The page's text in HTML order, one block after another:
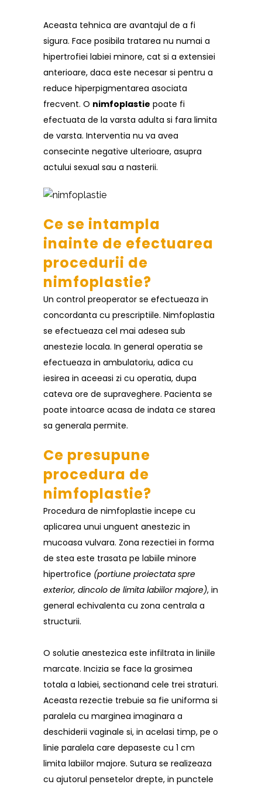
Aceasta tehnica are avantajul de a fi
sigura. Face posibila tratarea nu numai a
hipertrofiei labiei minore, cat si a extensiei
anterioare, daca este necesar si pentru a
reduce hiperpigmentarea asociata
frecvent. O nimfoplastie poate fi
efectuata de la varsta adulta si fara limita
de varsta. Interventia nu va avea
consecinte negative ulterioare, asupra
actului sexual sau a nasterii.
Ce se intampla
inainte de efectuarea
procedurii de
nimfoplastie?
Un control preoperator se efectueaza in
concordanta cu prescriptiile. Nimfoplastia
se efectueaza cel mai adesea sub
anestezie locala. In general operatia se
efectueaza in ambulatoriu, adica cu
iesirea in aceeasi zi cu operatia, dupa
cateva ore de supraveghere. Pacienta se
poate intoarce acasa de indata ce starea
sa generala permite.
Ce presupune
procedura de
nimfoplastie?
Procedura de nimfoplastie incepe cu
aplicarea unui unguent anestezic in
mucoasa vulvara. Zona rezectiei in forma
de stea este trasata pe labiile minore
hipertrofice (portiune proiectata spre
exterior, dincolo de limita labiilor majore), in
general echivalenta cu zona centrala a
structurii.
O solutie anestezica este infiltrata in liniile
marcate. Incizia se face la grosimea
totala a labiei, sectionand cele trei straturi.
Aceasta rezectie trebuie sa fie uniforma si
paralela cu marginea imaginara a
deschiderii vaginale si, in acelasi timp, pe o
linie paralela care depaseste cu 1 cm
limita labiilor majore. Sutura se realizeaza
cu ajutorul pensetelor drepte, in punctele